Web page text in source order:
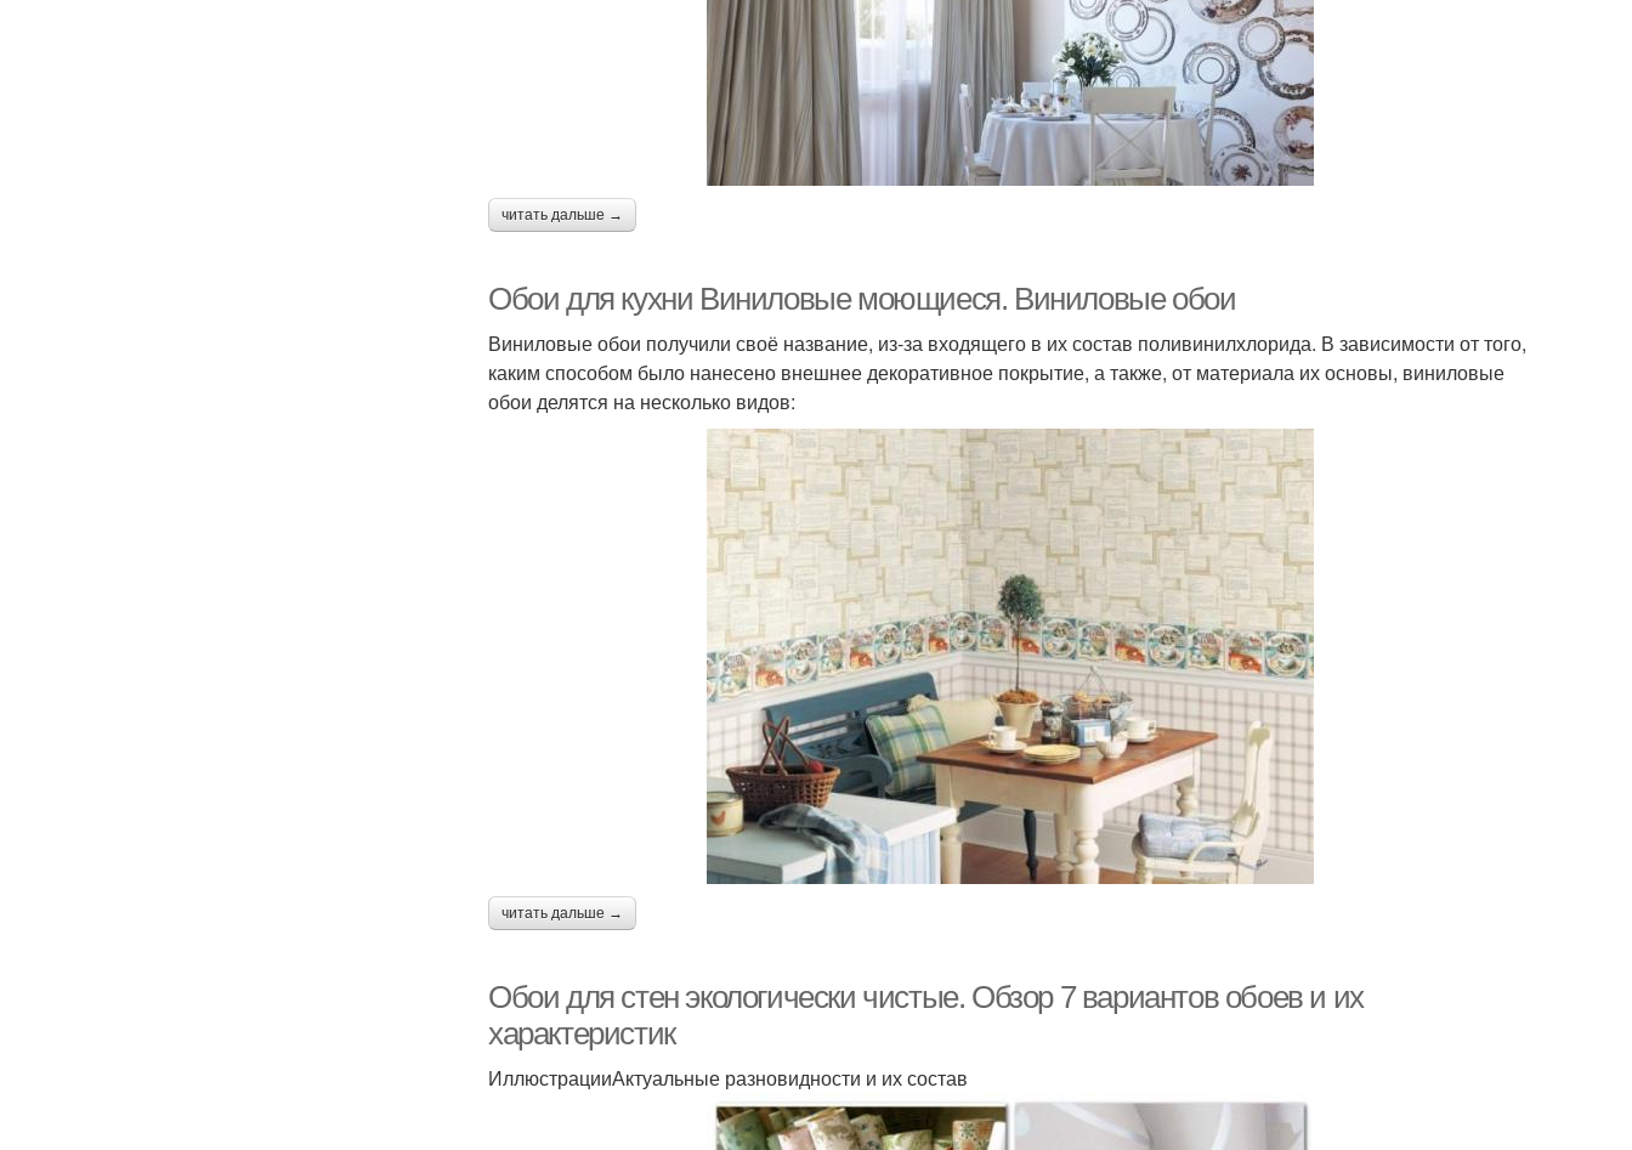
читать дальше →
Обои для кухни Виниловые моющиеся. Виниловые обои
Виниловые обои получили своё название, из-за входящего в их состав поливинилхлорида. В зависимости от того,
каким способом было нанесено внешнее декоративное покрытие, а также, от материала их основы, виниловые
обои делятся на несколько видов:
читать дальше →
Обои для стен экологически чистые. Обзор 7 вариантов обоев и их
характеристик
ИллюстрацииАктуальные разновидности и их состав